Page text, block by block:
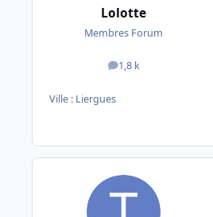
Lolotte
Membres Forum
1,8 k
messages
Ville : Liergues